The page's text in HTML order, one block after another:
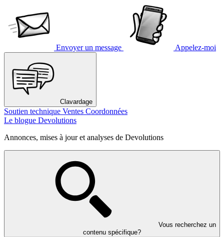
Envoyer un message Appelez-moi
Clavardage
Soutien technique Ventes Coordonnées
Le blogue Devolutions
Annonces, mises à jour et analyses de Devolutions
Vous recherchez un
contenu spécifique?